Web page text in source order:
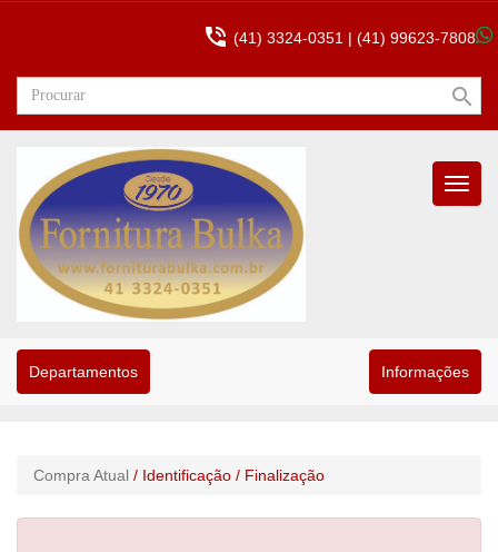
 (41) 3324-0351 | (41) 99623-7808
search
Menu
Departamentos Informações
Compra Atual / Identificação / Finalização